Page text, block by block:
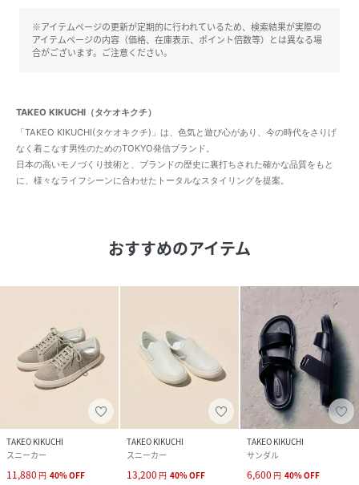
※アイテムページの更新が定期的に行われているため、検索結果が実際の
アイテムページの内容（価格、在庫表示、ポイント倍数等）とは異なる場
合がございます。ご注意ください。
TAKEO KIKUCHI（タケオキクチ）
「TAKEO KIKUCHI(タケオキクチ)」は、色気と遊び心があり、今の時代をさりげ
なく着こなす男性のためのTOKYO発信ブランド。
日本の高いモノづくり技術と、ブランドの歴史に裏打ちされた確かな品質をもと
に、様々なライフシーンに合わせたトータルなスタイリングを提案。
おすすめのアイテム
TAKEO KIKUCHI
スニーカー
11,880 円 40%OFF
TAKEO KIKUCHI
スニーカー
13,200 円 40%OFF
TAKEO KIKUCHI
サンダル
6,600 円 40%OFF